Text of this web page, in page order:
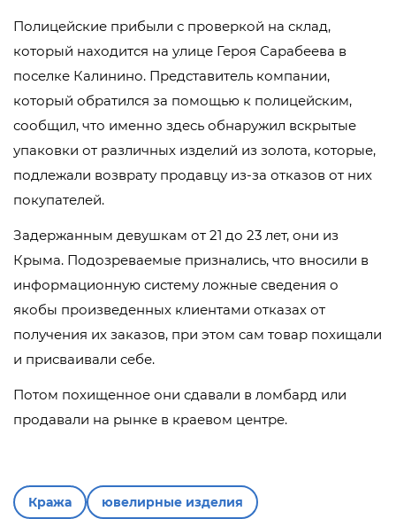
Полицейские прибыли с проверкой на склад,
который находится на улице Героя Сарабеева в
поселке Калинино. Представитель компании,
который обратился за помощью к полицейским,
сообщил, что именно здесь обнаружил вскрытые
упаковки от различных изделий из золота, которые,
подлежали возврату продавцу из-за отказов от них
покупателей.
Задержанным девушкам от 21 до 23 лет, они из
Крыма. Подозреваемые признались, что вносили в
информационную систему ложные сведения о
якобы произведенных клиентами отказах от
получения их заказов, при этом сам товар похищали
и присваивали себе.
Потом похищенное они сдавали в ломбард или
продавали на рынке в краевом центре.
Кража ювелирные изделия